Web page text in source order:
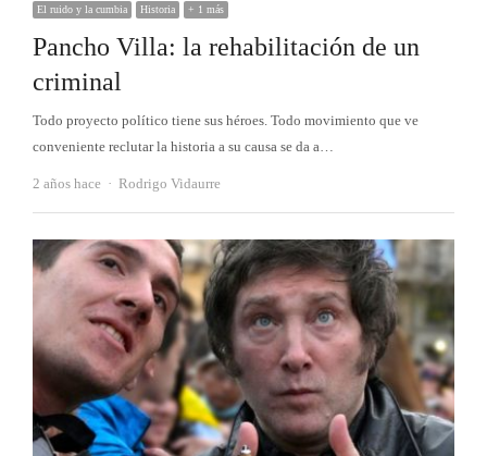
El ruido y la cumbia Historia + 1 más
Pancho Villa: la rehabilitación de un
criminal
Todo proyecto político tiene sus héroes. Todo movimiento que ve
conveniente reclutar la historia a su causa se da a…
2 años hace Autor
Rodrigo Vidaurre